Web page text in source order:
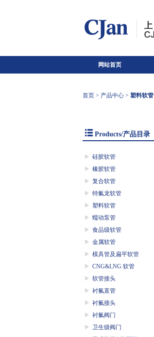
网站首页
首页> 产品中心> 塑料软管
Products/产品目录
硅胶软管
橡胶软管
复合软管
特氟龙软管
塑料软管
蠕动泵管
食品级软管
金属软管
模具管及扁平软管
CNG&LNG 软管
软管接头
衬氟直管
衬氟接头
衬氟阀门
卫生级阀门